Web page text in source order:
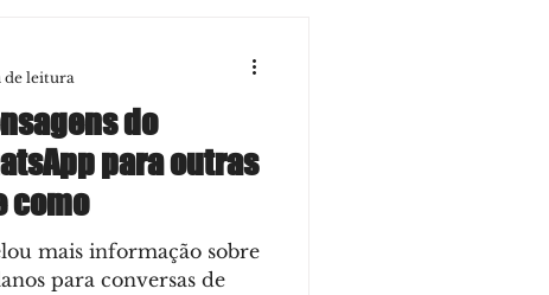
do
para outras
como
mais informação sobre
para conversas de
de leitura